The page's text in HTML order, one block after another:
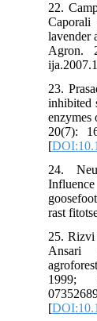
22.
23.
[
24.
rast
25.
[